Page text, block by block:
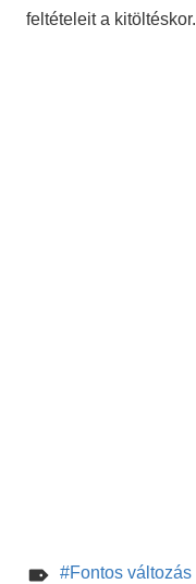
feltételeit a kitöltéskor.
Fontos változás